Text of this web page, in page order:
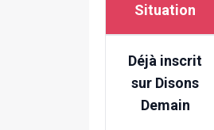
Situation
Déjà inscrit
sur Disons
Demain